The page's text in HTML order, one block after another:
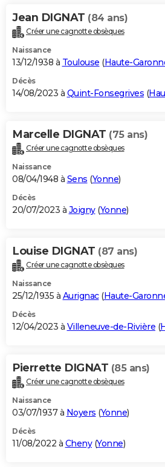
Jean DIGNAT (84 ans)
Créer une cagnotte obsèques
Naissance
13/12/1938 à Toulouse (Haute-
Décès
14/08/2023 à Quint-Fonsegrives (
Marcelle DIGNAT (75 ans)
Créer une cagnotte obsèques
Naissance
08/04/1948 à Sens (Yonne)
Décès
20/07/2023 à Joigny(Yonne)
Louise DIGNAT (87 ans)
Créer une cagnotte obsèques
Naissance
25/12/1935 à Aurignac(Haute-
Décès
12/04/2023 à Villeneuve-de-Rivière (
Pierrette DIGNAT (85 ans)
Créer une cagnotte obsèques
Naissance
03/07/1937 à Noyers (Yonne)
Décès
11/08/2022 à Cheny(Yonne)